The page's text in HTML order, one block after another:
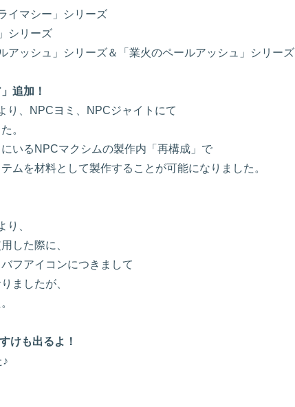
イマシー」シリーズ
シリーズ
アッシュ」シリーズ＆「業火のペールアッシュ」シリーズ
追加！
り、NPCヨミ、NPCジャイトにて
。
いるNPCマクシムの製作内「再構成」で
ムを材料として製作することが可能になりました。
り、
した際に、
フアイコンにつきまして
ましたが、
けも出るよ！